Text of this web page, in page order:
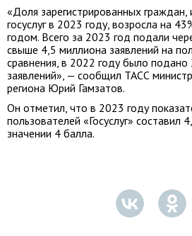
«Доля зарегистрированных
госуслуг в 2023 году, возросла на
годом. Всего за 2023 год подали
свыше 4,5 миллиона заявлений на
сравнения, в 2022 году было
заявлений», — сообщил ТАСС
региона Юрий Гамзатов.
Он отметил, что в 2023 году
пользователей «Госуслуг» составил
значении 4 балла.